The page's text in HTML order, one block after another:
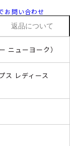
お問い合わせ
返品について
ニューヨーク）
ス レディース